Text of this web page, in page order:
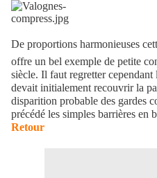
De proportions harmonieuses
offre un bel exemple de petite
siècle. Il faut regretter
devait initialement recouvrir la
disparition probable des gardes
précédé les simples barrières en
Retour